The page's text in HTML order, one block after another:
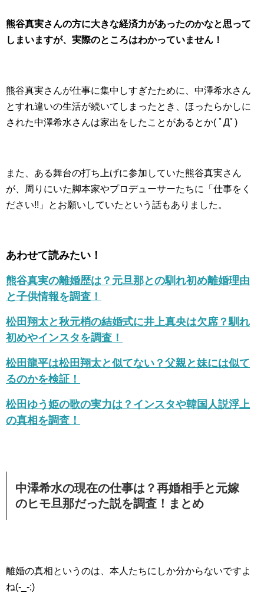
熊谷真実さんの方に大きな経済力があったのかなと思って
しまいますが、実際のところはわかっていません！
熊谷真実さんが仕事に集中しすぎたために、中澤希水さん
とすれ違いの生活が続いてしまったとき、ほったらかしに
された中澤希水さんは家出をしたことがあるとか( ﾟДﾟ)
また、ある舞台の打ち上げに参加していた熊谷真実さん
が、周りにいた脚本家やプロデューサーたちに「仕事をく
ださい!!」とお願いしていたという話もありました。
あわせて読みたい！
熊谷真実の離婚歴は？元旦那との馴れ初め離婚理由
と子供情報を調査！
松田翔太と秋元梢の結婚式に井上真央は欠席？馴れ
初めやインスタを調査！
松田龍平は松田翔太と似てない？父親と妹には似て
るのかを検証！
松田ゆう姫の歌の実力は？インスタや韓国人説浮上
の真相を調査！
中澤希水の現在の仕事は？再婚相手と元嫁
のヒモ旦那だった説を調査！まとめ
離婚の真相というのは、本人たちにしか分からないですよ
ね(-_-;)